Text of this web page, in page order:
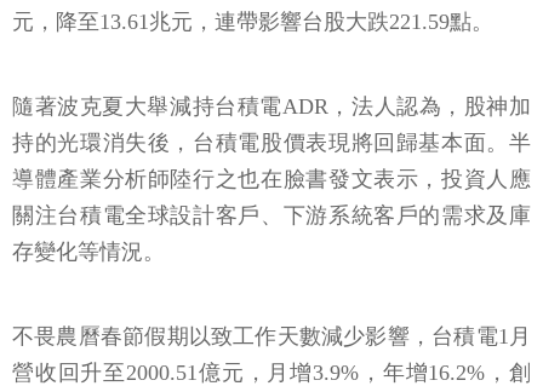
元，降至13.61兆元，連帶影響台股大跌221.59點。
隨著波克夏大舉減持台積電ADR，法人認為，股神加
持的光環消失後，台積電股價表現將回歸基本面。半
導體產業分析師陸行之也在臉書發文表示，投資人應
關注台積電全球設計客戶、下游系統客戶的需求及庫
存變化等情況。
不畏農曆春節假期以致工作天數減少影響，台積電1月
營收回升至2000.51億元，月增3.9%，年增16.2%，創